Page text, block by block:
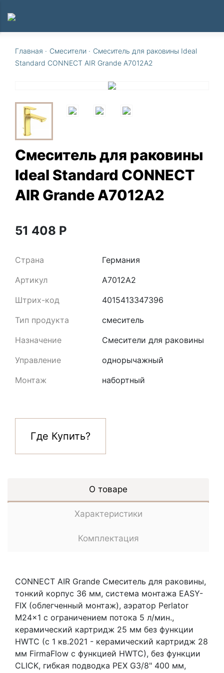
Главная · Смесители · Смеситель для раковины Ideal
Standard CONNECT AIR Grande A7012A2
Смеситель для раковины
Ideal Standard CONNECT
AIR Grande A7012A2
51 408 Р
Страна
Германия
Артикул
A7012A2
Штрих-код
4015413347396
Тип продукта
смеситель
Назначение
Смесители для раковины
Управление
однорычажный
Монтаж
набортный
Где Купить?
О товаре
Характеристики
Комплектация
CONNECT AIR Grande Смеситель для раковины,
тонкий корпус 36 мм, система монтажа EASY-
FIX (облегченный монтаж), аэратор Perlator
M24x1 с ограничением потока 5 л/мин.,
керамический картридж 25 мм без функции
HWTC (с 1 кв.2021 - керамический картридж 28
мм FirmaFlow с функцией HWTC), без функции
CLICK, гибкая подводка PEX G3/8" 400 мм,